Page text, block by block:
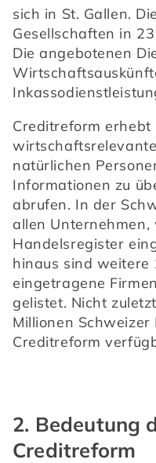
sich in St. Gallen.
Gesellschaften in
Die angebotenen
Creditreform erhebt
natürlichen
Informationen zu
abrufen. In der
allen Unternehmen,
Handelsregister
hinaus sind weitere
eingetragene
gelistet. Nicht
Millionen
Creditreform
2. Bedeutung
Creditreform